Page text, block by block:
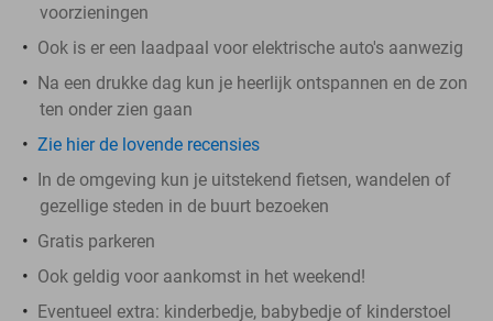
voorzieningen
Ook is er een laadpaal voor elektrische auto's aanwezig
Na een drukke dag kun je heerlijk ontspannen en de zon
ten onder zien gaan
Zie hier de lovende recensies
In de omgeving kun je uitstekend fietsen, wandelen of
gezellige steden in de buurt bezoeken
Gratis parkeren
Ook geldig voor aankomst in het weekend!
Eventueel extra: kinderbedje, babybedje of kinderstoel